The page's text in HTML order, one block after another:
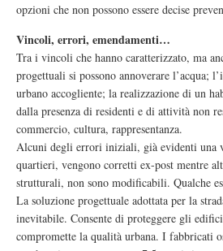
opzioni che non possono essere decise
Vincoli, errori, emendamenti…
Tra i vincoli che hanno caratterizzato, ma
progettuali si possono annoverare l’acqua;
urbano accogliente; la realizzazione di un
dalla presenza di residenti e di attività non
commercio, cultura, rappresentanza.
Alcuni degli errori iniziali, già evidenti
quartieri, vengono corretti ex-post mentre
strutturali, non sono modificabili. Qualche
La soluzione progettuale adottata per la
inevitabile. Consente di proteggere gli
compromette la qualità urbana. I fabbricati